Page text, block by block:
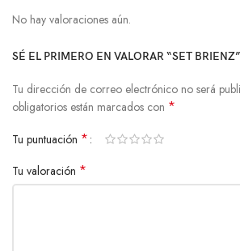
No hay valoraciones aún.
SÉ EL PRIMERO EN VALORAR “SET BRIENZ”
Tu dirección de correo electrónico no será
obligatorios están marcados con *
Tu puntuación *
Tu valoración *